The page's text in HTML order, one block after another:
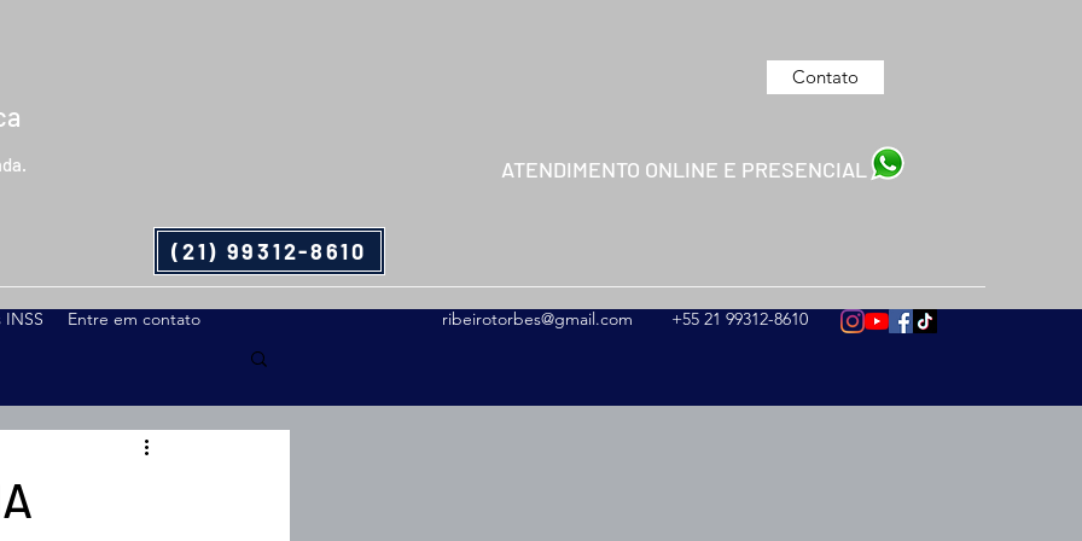
Contato
ATENDIMENTO ONLINE E PRESENCIAL
INSS Entre em contato ribeirotorbes@gmail.com +55 21 99312-8610
(21) 99312-8610